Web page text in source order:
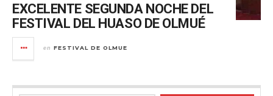
EXCELENTE SEGUNDA NOCHE DEL
FESTIVAL DEL HUASO DE OLMUÉ
en FESTIVAL DE OLMUE